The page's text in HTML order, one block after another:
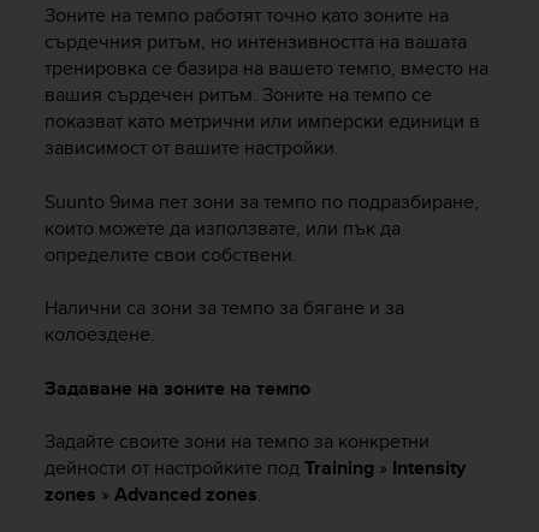
Зоните на темпо работят точно като зоните на
сърдечния ритъм, но интензивността на вашата
тренировка се базира на вашето темпо, вместо на
вашия сърдечен ритъм. Зоните на темпо се
показват като метрични или имперски единици в
зависимост от вашите настройки.
Suunto 9има пет зони за темпо по подразбиране,
които можете да използвате, или пък да
определите свои собствени.
Налични са зони за темпо за бягане и за
колоездене.
Задаване на зоните на темпо
Задайте своите зони на темпо за конкретни
дейности от настройките подTraining » Intensity
zones » Advanced zones.